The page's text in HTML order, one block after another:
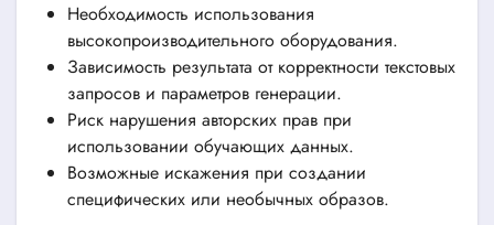
Необходимость использования
высокопроизводительного оборудования.
Зависимость результата от корректности текстовых
запросов и параметров генерации.
Риск нарушения авторских прав при
использовании обучающих данных.
Возможные искажения при создании
специфических или необычных образов.